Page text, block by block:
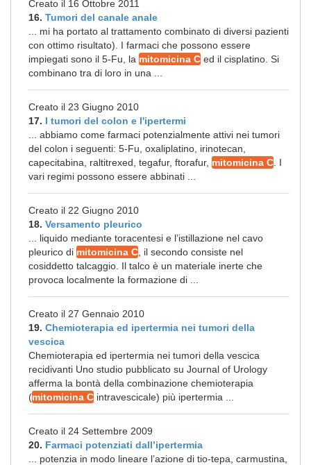
Creato il 16 Ottobre 2011
16. Tumori del canale anale
... mi ha portato al trattamento combinato di diversi pazienti
con ottimo risultato). I farmaci che possono essere
impiegati sono il 5-Fu, la mitomicina C ed il cisplatino. Si
combinano tra di loro in una ...
Creato il 23 Giugno 2010
17. I tumori del colon e l'ipertermi
... abbiamo come farmaci potenzialmente attivi nei tumori
del colon i seguenti: 5-Fu, oxaliplatino, irinotecan,
capecitabina, raltitrexed, tegafur, ftorafur, mitomicina C . I
vari regimi possono essere abbinati ...
Creato il 22 Giugno 2010
18. Versamento pleurico
... liquido mediante toracentesi e l’istillazione nel cavo
pleurico di mitomicina C , il secondo consiste nel
cosiddetto talcaggio. Il talco è un materiale inerte che
provoca localmente la formazione di ...
Creato il 27 Gennaio 2010
19. Chemioterapia ed ipertermia nei tumori della
vescica
Chemioterapia ed ipertermia nei tumori della vescica
recidivanti Uno studio pubblicato su Journal of Urology
afferma la bontà della combinazione chemioterapia
(mitomicina C intravescicale) più ipertermia ...
Creato il 24 Settembre 2009
20. Farmaci potenziati dall’ipertermia
... potenzia in modo lineare l’azione di tio-tepa, carmustina,